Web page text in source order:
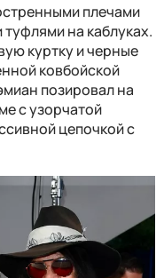
плечами
на каблуках.
куртку и черные
ковбойской
позировал на
с узорчатой
цепочкой с